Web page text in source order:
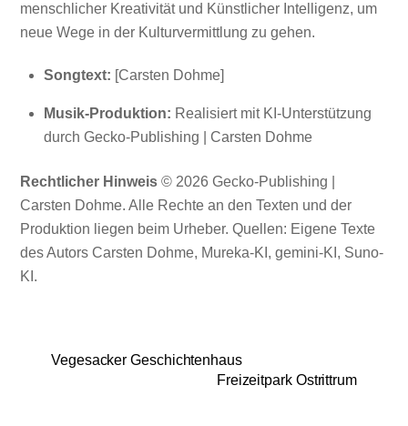
menschlicher Kreativität und Künstlicher Intelligenz, um
neue Wege in der Kulturvermittlung zu gehen.
Songtext: [Carsten Dohme]
Musik-Produktion: Realisiert mit KI-Unterstützung
durch Gecko-Publishing | Carsten Dohme
Rechtlicher Hinweis © 2026 Gecko-Publishing |
Carsten Dohme. Alle Rechte an den Texten und der
Produktion liegen beim Urheber. Quellen: Eigene Texte
des Autors Carsten Dohme, Mureka-KI, gemini-KI, Suno-
KI.
Vegesacker Geschichtenhaus
Freizeitpark Ostrittrum